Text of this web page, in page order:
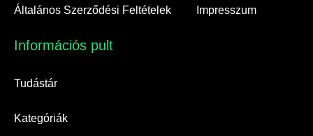
Általános Szerződési Feltételek Impresszum
Információs pult​
Tudástár
Kategóriák